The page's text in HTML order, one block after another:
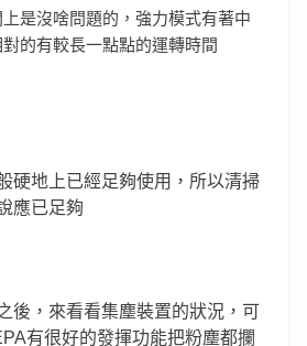
是沒啥問題的，強力模式有著中
的有較長一點點的運轉時間
硬地上已經足夠使用，所以清掃
應已足夠
後，來看看集塵裝置的狀況，可
有很好的發揮功能把粉塵都攔